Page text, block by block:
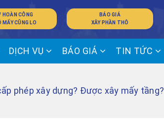
HOÀN CÔNG
MẤY CŨNG LO
BÁO GIÁ
XÂY PHẦN THÔ
DỊCH VỤ BÁO GIÁ TIN TỨC
phép xây dựng? Được xây mấy tầng?